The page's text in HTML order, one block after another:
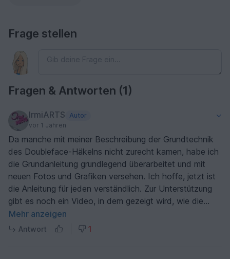
Frage stellen
Fragen & Antworten (1)
IrmiARTS
Autor
vor 1 Jahren
Da manche mit meiner Beschreibung der Grundtechnik
des Doubleface-Häkelns nicht zurecht kamen, habe ich
die Grundanleitung grundlegend überarbeitet und mit
neuen Fotos und Grafiken versehen. Ich hoffe, jetzt ist
die Anleitung für jeden verständlich. Zur Unterstützung
gibt es noch ein Video, in dem gezeigt wird, wie die
Technik funktioniert. Wer weitere Fragen hat, kann sich
gerne per E-Mail oder PN an mich wenden.
Mehr anzeigen
Antwort 1